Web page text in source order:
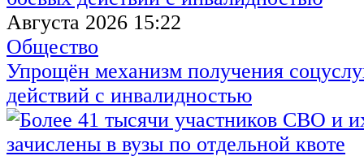
Августа 2026 15:22
Общество
Упрощён механизм получения
действий с инвалидностью